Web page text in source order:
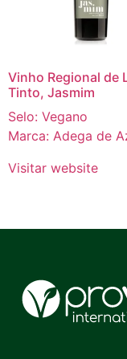
Vinho Regional de
Tinto, Jasmim
Selo: Vegano
Marca: Adega de
Visitar website